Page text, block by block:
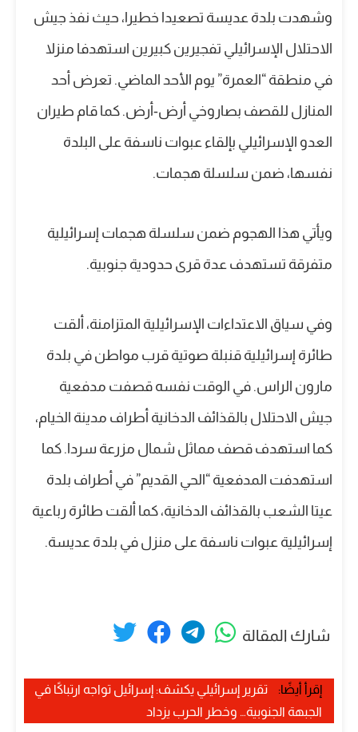
وشهدت بلدة عديسة تصعيدا خطيرا، حيث نفذ جيش
الاحتلال الإسرائيلي تفجيرين كبيرين استهدفا منزلا
في منطقة “العمرة” يوم الأحد الماضي. تعرض أحد
المنازل للقصف بصاروخي أرض-أرض. كما قام طيران
العدو الإسرائيلي بإلقاء عبوات ناسفة على البلدة
نفسها، ضمن سلسلة هجمات.
ويأتي هذا الهجوم ضمن سلسلة هجمات إسرائيلية
متفرقة تستهدف عدة قرى حدودية جنوبية.
وفي سياق الاعتداءات الإسرائيلية المتزامنة، ألقت
طائرة إسرائيلية قنبلة صوتية قرب مواطن في بلدة
مارون الراس. في الوقت نفسه قصفت مدفعية
جيش الاحتلال بالقذائف الدخانية أطراف مدينة الخيام،
كما استهدف قصف مماثل شمال مزرعة سردا. كما
استهدفت المدفعية “الحي القديم” في أطراف بلدة
عيتا الشعب بالقذائف الدخانية، كما ألقت طائرة رباعية
إسرائيلية عبوات ناسفة على منزل في بلدة عديسة.
شارك المقالة
إقرأ أيضًا:
تقرير إسرائيلي يكشف: إسرائيل تواجه ارتباكًا في
الجبهة الجنوبية… وخطر الحرب يزداد